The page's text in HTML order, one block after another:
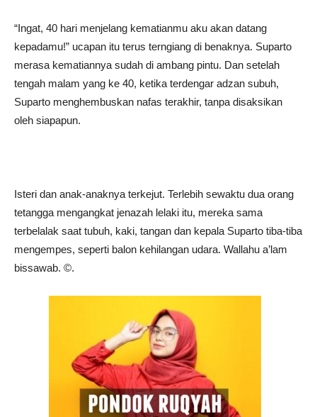
“Ingat, 40 hari menjelang kematianmu aku akan datang
kepadamu!” ucapan itu terus terngiang di benaknya. Suparto
merasa kematiannya sudah di ambang pintu. Dan setelah
tengah malam yang ke 40, ketika terdengar adzan subuh,
Suparto menghembuskan nafas terakhir, tanpa disaksikan
oleh siapapun.
Isteri dan anak-anaknya terkejut. Terlebih sewaktu dua orang
tetangga mengangkat jenazah lelaki itu, mereka sama
terbelalak saat tubuh, kaki, tangan dan kepala Suparto tiba-tiba
mengempes, seperti balon kehilangan udara. Wallahu a’lam
bissawab. ©️.